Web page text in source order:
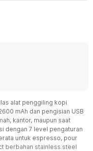
alat penggiling kopi
mAh dan pengisian USB
kantor, maupun saat
dengan 7 level pengaturan
untuk espresso, pour
berbahan stainless steel